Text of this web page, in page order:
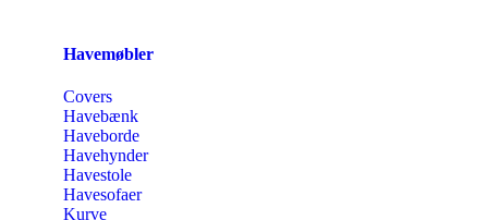
Havemøbler
Covers
Havebænk
Haveborde
Havehynder
Havestole
Havesofaer
Kurve